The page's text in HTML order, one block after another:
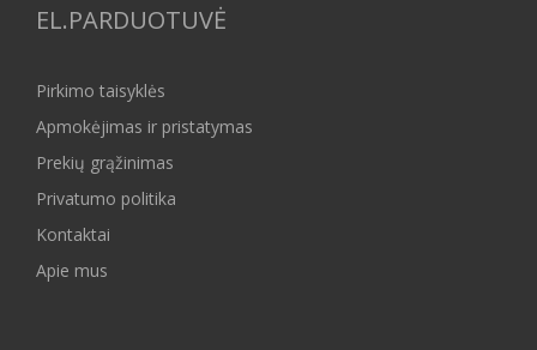
EL.PARDUOTUVĖ
Pirkimo taisyklės
Apmokėjimas ir pristatymas
Prekių grąžinimas
Privatumo politika
Kontaktai
Apie mus